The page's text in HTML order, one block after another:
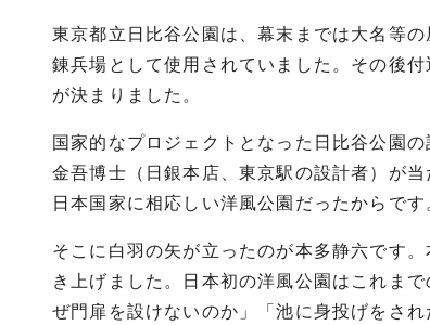
東京都立日比谷公園は、幕末までは大名等
錬兵場として使用されていました。その後
が決まりました。
国家的なプロジェクトとなった日比谷公園
金吾博士（日銀本店、東京駅の設計者）が
日本国家に相応しい洋風公園だったからで
そこに白羽の矢が立ったのが本多静六です
き上げました。日本初の洋風公園はこれま
ぜ門扉を設けないのか」「池に身投げをさ